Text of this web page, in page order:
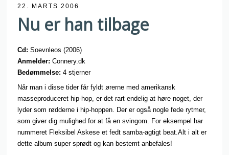
22. MARTS 2006
Nu er han tilbage
Cd:Soevnleos (2006)
Anmelder:Connery.dk
Bedømmelse: 4 stjerner
Når man i disse tider får fyldt ørerne med amerikansk
masseproduceret hip-hop, er det rart endelig at høre noget, der
lyder som rødderne i hip-hoppen. Der er også nogle fede rytmer,
som giver dig mulighed for at få en svingom. For eksempel har
nummeret Fleksibel Askese et fedt samba-agtigt beat.Alt i alt er
dette album super sprødt og kan bestemt anbefales!